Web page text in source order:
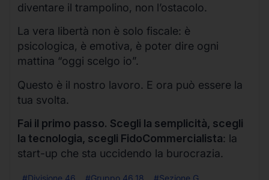
diventare il trampolino, non l’ostacolo.
La vera libertà non è solo fiscale: è
psicologica, è emotiva, è poter dire ogni
mattina “oggi scelgo io”.
Questo è il nostro lavoro. E ora può essere la
tua svolta.
Fai il primo passo. Scegli la semplicità, scegli
la tecnologia, scegli FidoCommercialista: la
start-up che sta uccidendo la burocrazia.